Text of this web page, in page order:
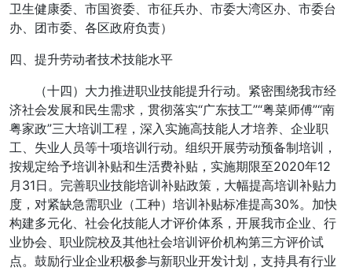
卫生健康委、市国资委、市征兵办、市委大湾区办、市委台
办、团市委、各区政府负责）
四、提升劳动者技术技能水平
（十四）大力推进职业技能提升行动。紧密围绕我市经
济社会发展和民生需求，贯彻落实“广东技工”“粤菜师傅”“南
粤家政”三大培训工程，深入实施高技能人才培养、企业职
工、失业人员等十项培训行动。组织开展劳动预备制培训，
按规定给予培训补贴和生活费补贴，实施期限至2020年12
月31日。完善职业技能培训补贴政策，大幅提高培训补贴力
度，对紧缺急需职业（工种）培训补贴标准提高30%。加快
构建多元化、社会化技能人才评价体系，开展我市企业、行
业协会、职业院校及其他社会培训评价机构第三方评价试
点。鼓励行业企业积极参与新职业开发计划，支持具有行业